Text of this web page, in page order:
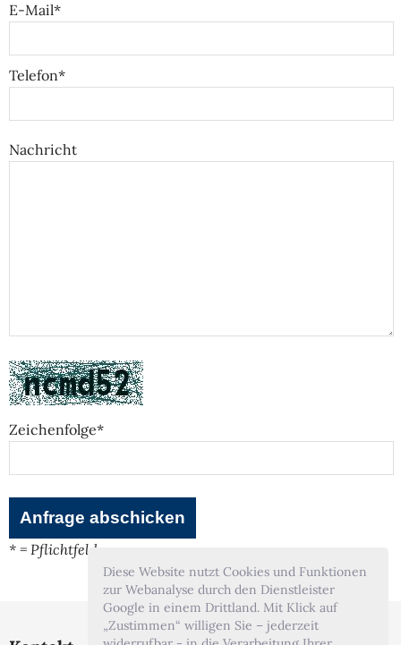
Diese Website nutzt Cookies und Funktionen
zur Webanalyse durch den Dienstleister
Google in einem Drittland. Mit Klick auf
„Zustimmen“ willigen Sie – jederzeit
E-Mail*
Telefon*
Nachricht
Zeichenfolge*
* = Pflichtfeld